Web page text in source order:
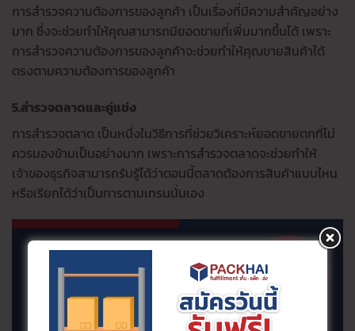
การสำรวจความต้องการของลูกค้า เป็นเรื่องที่มีความสำคัญอย่าง
มาก ซึ่งจะช่วยทำให้คุณสามารถมียอดขายที่เพิ่มมากขึ้นได้ เพราะ
การสำรวจความต้องการของลูกค้าจะช่วยทำให้คุณขายสินค้าได้
ตรงตามความต้องการของลูกค้า
5.สำรวจตลาดและคู่แข่ง
การสำรวจตลาด เป็นหนึ่งในวิธีการที่ช่วยวิเคราะห์ยอดขายตกที่ไม่
ควรมองข้ามเป็นอย่างมาก เพราะการสำรวจตลาดจะช่วยทำให้
เจ้าของธุรกิจสามารถรับรู้ได้ว่าตอนนี้ตลาดต้องการสินค้าแบบไหน
หรือเรียกได้ว่าเป็นการตามเทรนนั่นเอง